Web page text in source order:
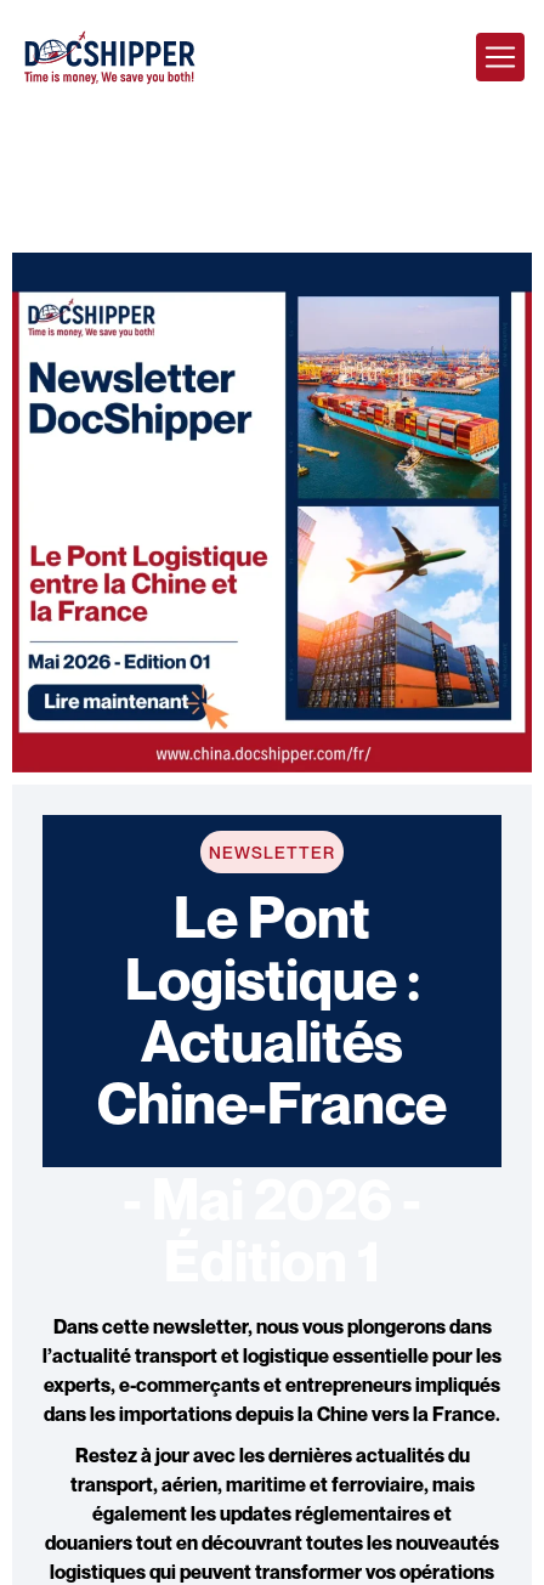
NEWSLETTER
Le Pont
Logistique :
Actualités
Chine-France
Dans cette newsletter, nous vous plongerons dans
l’actualité transport et logistiqueessentielle pour les
experts, e-commerçants et entrepreneurs impliqués
dans les importations depuis la Chine vers la France.
Restez à jour avec les dernièresactualités du
transport, aérien,maritime et ferroviaire,mais
égalementles updates réglementaires et
douanierstout en découvrant toutes lesnouveautés
logistiquesqui peuvent transformer vos opérations